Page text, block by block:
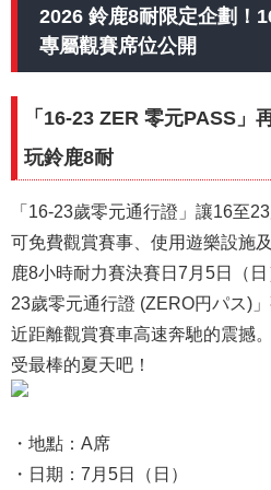
2026 鈴鹿8耐限定企劃！
專屬觀賽席位公開
「16-23 ZER 零元PASS」
玩鈴鹿8耐
「16-23歲零元通行證」讓16至
可免費觀賞賽事、使用遊樂設施
鹿8小時耐力賽決賽日7月5日（
23歲零元通行證 (ZERO円パス)
近距離觀賞賽車高速奔馳的震撼
受最棒的夏天吧！
・地點：A席
・日期：7月5日（日）